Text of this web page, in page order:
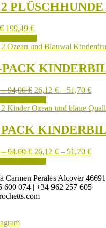
€ 199,49 €
PACK
–94,00€Preisspanne:
47,50 €
bis
26,12 € – 51,70 €
bis
Dieses
Produkt
mehrere
Varianten
Die
auf
der
PACK
–94,00€Preisspanne:
47,50 €
94,00 €
26,12 € – 51,70 €
Dieses
weist
mehrere
Carmen Perales Alcover
600 074 | +34 962 257 605